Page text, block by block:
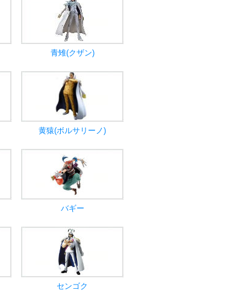
青雉(クザン)
黄猿(ボルサリーノ)
バギー
センゴク